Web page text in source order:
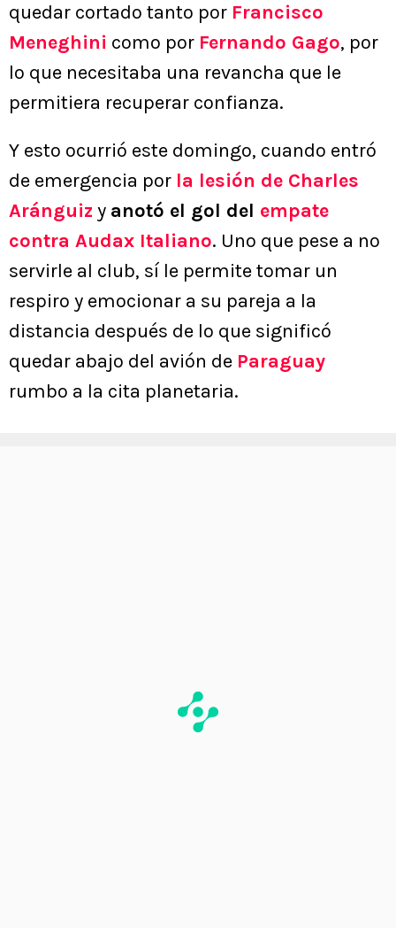
quedar cortado tanto por Francisco
Meneghini como por Fernando Gago, por
lo que necesitaba una revancha que le
permitiera recuperar confianza.
Y esto ocurrió este domingo, cuando entró
de emergencia por la lesión de Charles
Aránguiz y anotó el gol del empate
contra Audax Italiano. Uno que pese a no
servirle al club, sí le permite tomar un
respiro y emocionar a su pareja a la
distancia después de lo que significó
quedar abajo del avión de Paraguay
rumbo a la cita planetaria.